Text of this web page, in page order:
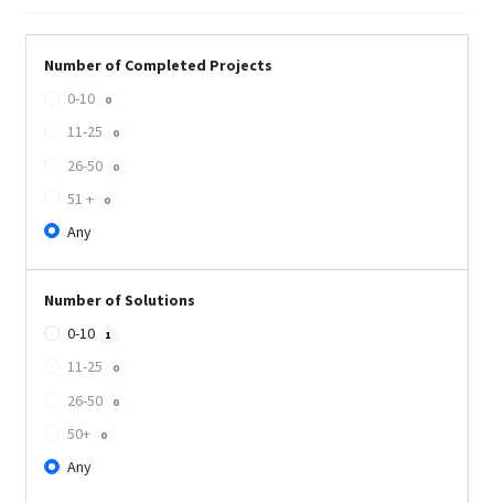
Number of Completed Projects
0-10
0
11-25 0
26-50 0
51 + 0
Any
Number of Solutions
0-10
1
11-25 0
26-50 0
50+ 0
Any